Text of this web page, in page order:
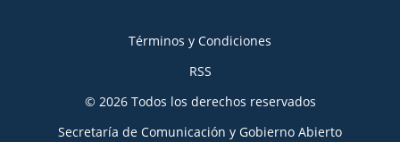
Términos y Condiciones
RSS
© 2026 Todos los derechos reservados
Secretaría de Comunicación y Gobierno Abierto